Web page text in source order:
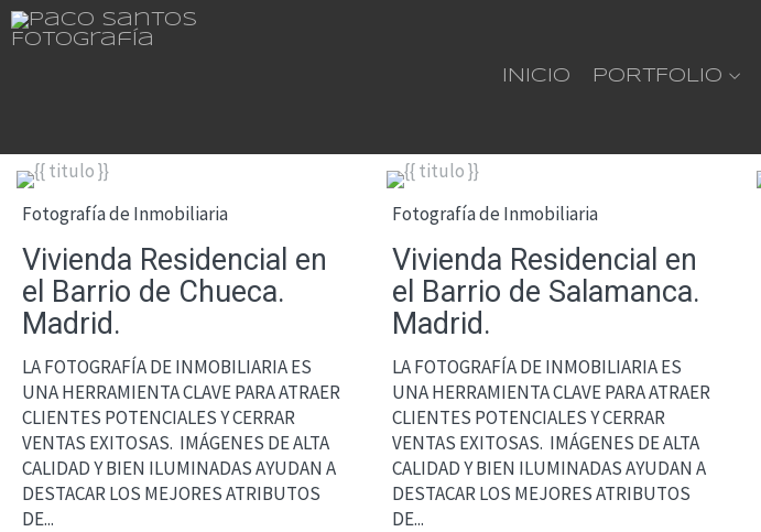
INICIO PORTFOLIO
Fotografía de Inmobiliaria
Vivienda Residencial en
el Barrio de Chueca.
Madrid.
LA FOTOGRAFÍA DE INMOBILIARIA ES
UNA HERRAMIENTA CLAVE PARA ATRAER
CLIENTES POTENCIALES Y CERRAR
VENTAS EXITOSAS. IMÁGENES DE ALTA
CALIDAD Y BIEN ILUMINADAS AYUDAN A
DESTACAR LOS MEJORES ATRIBUTOS
DE...
Fotografía de Inmobiliaria
Vivienda Residencial en
el Barrio de Salamanca.
Madrid.
LA FOTOGRAFÍA DE INMOBILIARIA ES
UNA HERRAMIENTA CLAVE PARA ATRAER
CLIENTES POTENCIALES Y CERRAR
VENTAS EXITOSAS. IMÁGENES DE ALTA
CALIDAD Y BIEN ILUMINADAS AYUDAN A
DESTACAR LOS MEJORES ATRIBUTOS
DE...